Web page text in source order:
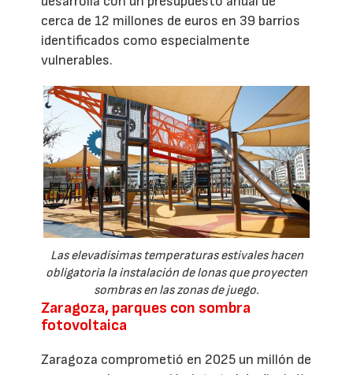
cerca de 12 millones de euros en 39 barrios
identificados como especialmente
vulnerables.
Las elevadísimas temperaturas estivales hacen
obligatoria la instalación de lonas que proyecten
sombras en las zonas de juego.
Zaragoza, parques con sombra
fotovoltaica
Zaragoza comprometió en 2025 un millón de